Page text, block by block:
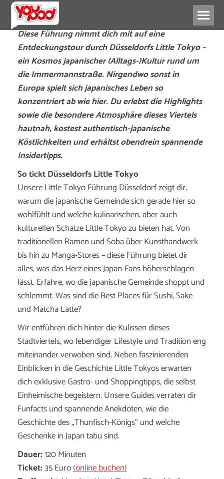
Diese Führung nimmt dich mit auf eine
Entdeckungstour durch Düsseldorfs Little Tokyo –
ein Kosmos japanischer (Alltags-)Kultur rund um
die Immermannstraße. Nirgendwo sonst in
Europa spielt sich japanisches Leben so
konzentriert ab wie hier. Du erlebst die Highlights
sowie die besondere Atmosphäre dieses Viertels
hautnah, kostest authentisch-japanische
Köstlichkeiten und erhältst obendrein spannende
Insidertipps.
So tickt Düsseldorfs Little Tokyo
Unsere Little Tokyo Führung Düsseldorf zeigt dir,
warum die japanische Gemeinde sich gerade hier so
wohlfühlt und welche kulinarischen, aber auch
kulturellen Schätze Little Tokyo zu bieten hat. Von
traditionellen Ramen und Soba über Kunsthandwerk
bis hin zu Manga-Stores – diese Führung bietet dir
alles, was das Herz eines Japan-Fans höherschlagen
lässt. Erfahre, wo die japanische Gemeinde shoppt und
schlemmt. Was sind die Best Places für Sushi, Sake
und Matcha Latte?
Wir entführen dich hinter die Kulissen dieses
Stadtviertels, wo lebendiger Lifestyle und Tradition eng
miteinander verwoben sind. Neben faszinierenden
Einblicken in die Geschichte Little Tokyos erwarten
dich exklusive Gastro- und Shoppingtipps, die selbst
Einheimische begeistern. Unsere Guides verraten dir
Funfacts und spannende Anekdoten, wie die
Geschichte des „Thunfisch-Königs“ und welche
Geschenke in Japan tabu sind.
Dauer:120 Minuten
Ticket:35 Euro(online buchen)